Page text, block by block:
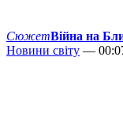
СюжетВійна на
Новини світу —